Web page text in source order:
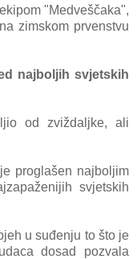
"Medveščaka",
zimskom prvenstvu
najboljih svjetskih
od zviždaljke, ali
proglašen najboljim
svjetskih
u suđenju to što je
dosad pozvala